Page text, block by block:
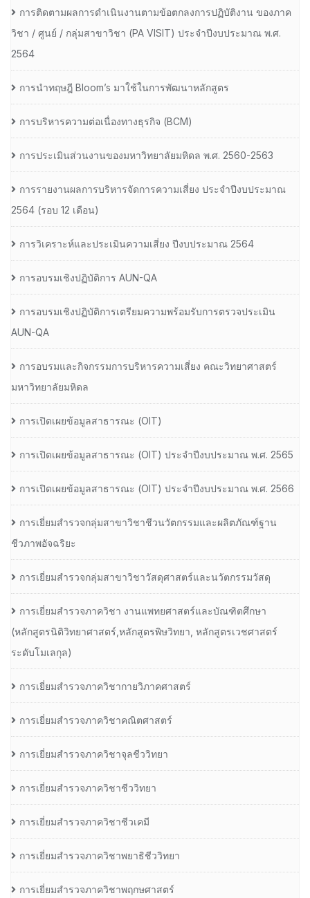
การติดตามผลการดำเนินงานตามข้อตกลงการปฏิบัติงาน ของภาค
วิชา / ศูนย์ / กลุ่มสาขาวิชา (PA VISIT) ประจำปีงบประมาณ พ.ศ.​
2564
การนำทฤษฎี Bloom’s มาใช้ในการพัฒนาหลักสูตร
การบริหารความต่อเนื่องทางธุรกิจ (BCM)
การประเมินส่วนงานของมหาวิทยาลัยมหิดล พ.ศ. 2560-2563
การรายงานผลการบริหารจัดการความเสี่ยง ประจำปีงบประมาณ
2564 (รอบ 12 เดือน)
การวิเคราะห์และประเมินความเสี่ยง ปีงบประมาณ 2564
การอบรมเชิงปฏิบัติการ AUN-QA
การอบรมเชิงปฏิบัติการเตรียมความพร้อมรับการตรวจประเมิน
AUN-QA
การอบรมและกิจกรรมการบริหารความเสี่ยง คณะวิทยาศาสตร์
มหาวิทยาลัยมหิดล
การเปิดเผยข้อมูลสาธารณะ (OIT)
การเปิดเผยข้อมูลสาธารณะ (OIT) ประจำปีงบประมาณ พ.ศ. 2565
การเปิดเผยข้อมูลสาธารณะ (OIT) ประจำปีงบประมาณ พ.ศ. 2566
การเยี่ยมสำรวจกลุ่มสาขาวิชาชีวนวัตกรรมและผลิตภัณฑ์ฐาน
ชีวภาพอัจฉริยะ
การเยี่ยมสำรวจกลุ่มสาขาวิชาวัสดุศาสตร์และนวัตกรรมวัสดุ
การเยี่ยมสำรวจภาควิชา งานแพทยศาสตร์และบัณฑิตศึกษา
(หลักสูตรนิติวิทยาศาสตร์,หลักสูตรพิษวิทยา, หลักสูตรเวชศาสตร์
ระดับโมเลกุล)
การเยี่ยมสำรวจภาควิชากายวิภาคศาสตร์
การเยี่ยมสำรวจภาควิชาคณิตศาสตร์
การเยี่ยมสำรวจภาควิชาจุลชีววิทยา
การเยี่ยมสำรวจภาควิชาชีววิทยา
การเยี่ยมสำรวจภาควิชาชีวเคมี
การเยี่ยมสำรวจภาควิชาพยาธิชีววิทยา
การเยี่ยมสำรวจภาควิชาพฤกษศาสตร์